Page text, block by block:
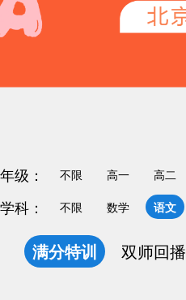
年级： 不限 高一 高二
学科： 不限 数学 语文
满分特训 双师回播